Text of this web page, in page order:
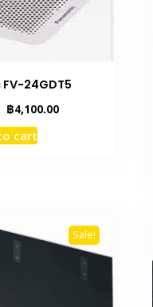
24GDT5
Original
฿4,100.00Current
cart
Sale!